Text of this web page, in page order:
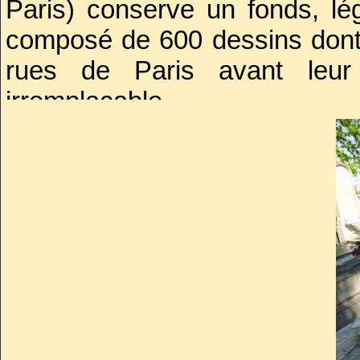
magnifique perspective du
aussi le couvent des Filles
Chaillot)
Paris) conserve un fonds,
composé de 600 dessins
rues de Paris avant leur
irremplaçable.
Gabriel Davioud fut inhumé
La stèle représente un
Raoul (1860-1864), un des
fin des années 2000, pierre
Davioud disparurent
signe d’autant plus évident
nouveau nom apparaissait